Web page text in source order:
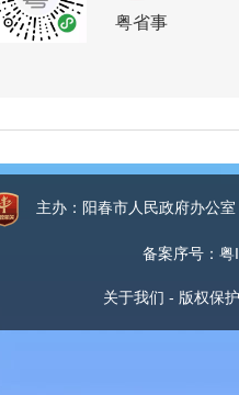
粤省事
主办：阳春市人民政府办公室
备案序号：
关于我们 - 版权保护